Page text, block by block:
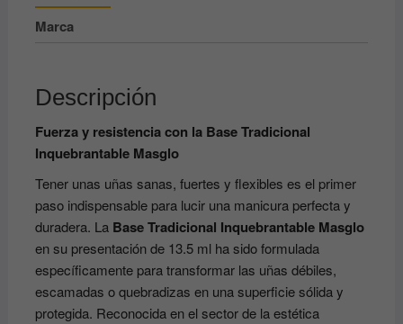
Marca
Descripción
Fuerza y resistencia con la Base Tradicional
Inquebrantable Masglo
Tener unas uñas sanas, fuertes y flexibles es el primer
paso indispensable para lucir una manicura perfecta y
duradera. La Base Tradicional Inquebrantable Masglo
en su presentación de 13.5 ml ha sido formulada
específicamente para transformar las uñas débiles,
escamadas o quebradizas en una superficie sólida y
protegida. Reconocida en el sector de la estética